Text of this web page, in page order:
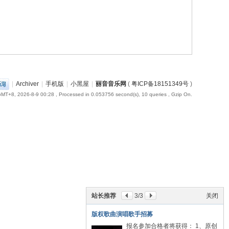
关闭
站长推荐 3/3
版权歌曲演唱歌手招募
报名参加合格者将获得： 1、原创
| Archiver | 手机版 | 小黑屋 | 丽音音乐网 ( 粤ICP备18151349号 )
2026-8-9 00:28 , Processed in 0.053756 second(s), 10 queries , Gzip On.